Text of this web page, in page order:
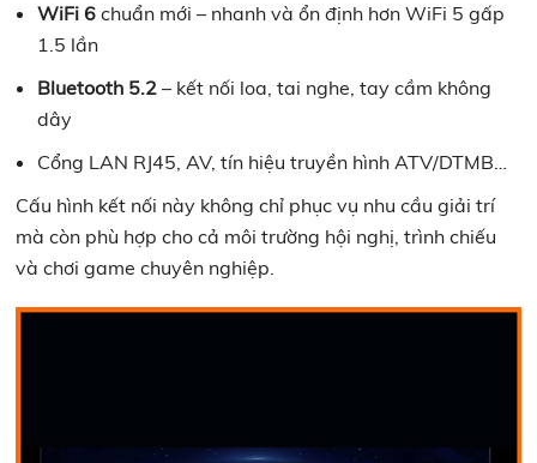
WiFi 6 chuẩn mới – nhanh và ổn định hơn WiFi 5 gấp
1.5 lần
Bluetooth 5.2 – kết nối loa, tai nghe, tay cầm không
dây
Cổng LAN RJ45, AV, tín hiệu truyền hình ATV/DTMB…
Cấu hình kết nối này không chỉ phục vụ nhu cầu giải trí
mà còn phù hợp cho cả môi trường hội nghị, trình chiếu
và chơi game chuyên nghiệp.